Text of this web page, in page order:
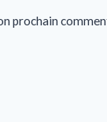
prochain